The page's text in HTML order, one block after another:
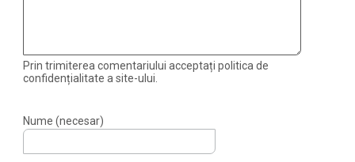
Prin trimiterea comentariului acceptați politica de
confidențialitate a site-ului.
Nume (necesar)